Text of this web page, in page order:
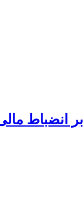
انضباط